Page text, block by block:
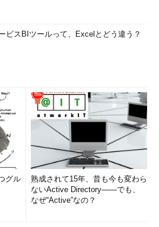
ビスBIツールって、Excelとどう違う？
グル
熟成されて15年、昔も今も変わら
ないActive Directory――でも、
なぜ“Active”なの？